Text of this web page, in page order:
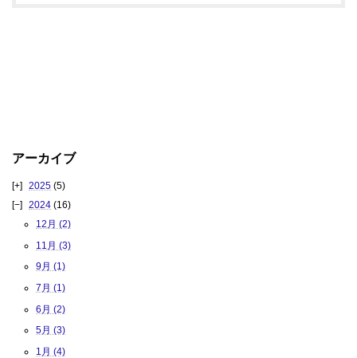
アーカイブ
2025 (5)
2024 (16)
12月 (2)
11月 (3)
9月 (1)
7月 (1)
6月 (2)
5月 (3)
1月 (4)